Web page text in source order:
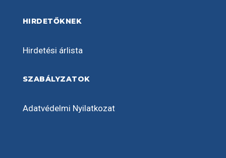
HIRDETŐKNEK
Hirdetési árlista
SZABÁLYZATOK
Adatvédelmi Nyilatkozat